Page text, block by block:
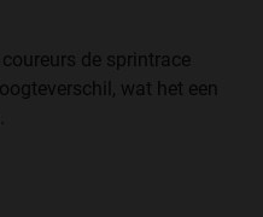
de sprintrace
wat het een